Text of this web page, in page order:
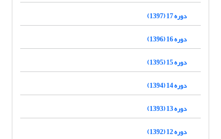
دوره 17 (1397)
دوره 16 (1396)
دوره 15 (1395)
دوره 14 (1394)
دوره 13 (1393)
دوره 12 (1392)